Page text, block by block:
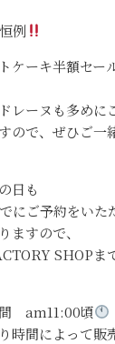
例
ケーキ半額セー
レーヌも多めに
ので、ぜひご一
日も
にご予約をいた
ますので、
SHOPま
am11:00頃
時間によって販